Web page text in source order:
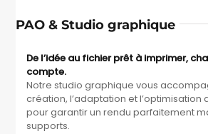
PAO & Studio graphique
De l’idée au fichier prêt à imprimer,
compte.
Notre studio graphique vous
création, l’adaptation et l’optimisation
pour garantir un rendu parfaitement
supports.